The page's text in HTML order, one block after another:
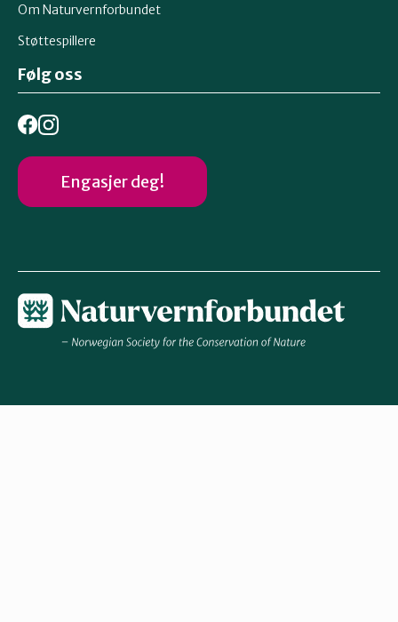
Om Naturvernforbundet
Støttespillere
Følg oss
Engasjer deg!